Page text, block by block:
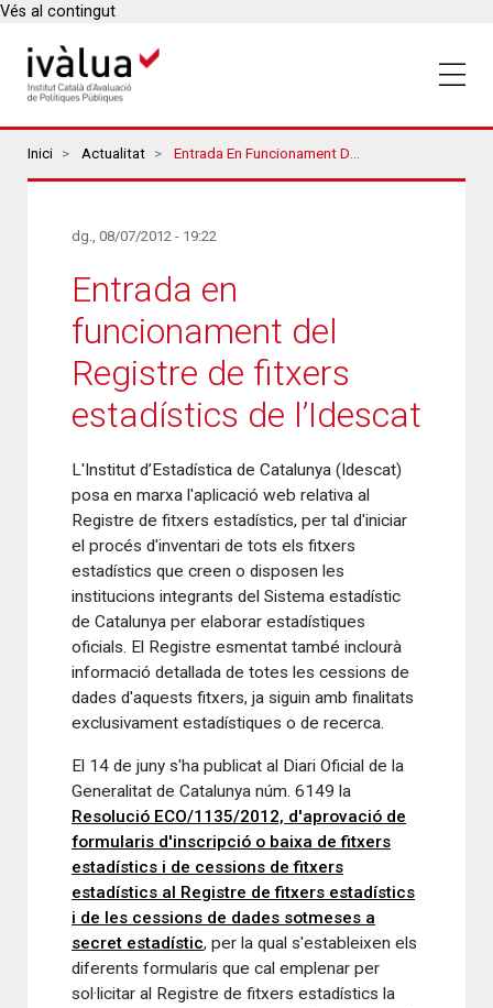
Vés al contingut
Breadcrumbs
Inici Actualitat Entrada En Funcionament Del Registre De Fitxers Estadístics De L’Idescat
dg., 08/07/2012 - 19:22
Entrada en
funcionament del
Registre de fitxers
estadístics de l’Idescat
L'Institut d’Estadística de Catalunya (Idescat)
posa en marxa l'aplicació web relativa al
Registre de fitxers estadístics, per tal d'iniciar
el procés d'inventari de tots els fitxers
estadístics que creen o disposen les
institucions integrants del Sistema estadístic
de Catalunya per elaborar estadístiques
oficials. El Registre esmentat també inclourà
informació detallada de totes les cessions de
dades d'aquests fitxers, ja siguin amb finalitats
exclusivament estadístiques o de recerca.
El 14 de juny s'ha publicat al Diari Oficial de la
Generalitat de Catalunya núm. 6149 la
Resolució ECO/1135/2012, d'aprovació de
formularis d'inscripció o baixa de fitxers
estadístics i de cessions de fitxers
estadístics al Registre de fitxers estadístics
i de les cessions de dades sotmeses a
secret estadístic, per la qual s'estableixen els
diferents formularis que cal emplenar per
sol·licitar al Registre de fitxers estadístics la